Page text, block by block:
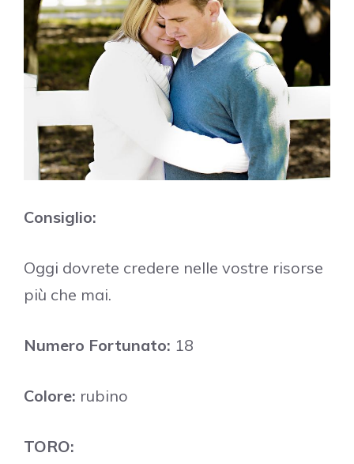
Consiglio:
Oggi dovrete credere nelle vostre risorse
più che mai.
Numero Fortunato: 18
Colore: rubino
TORO: